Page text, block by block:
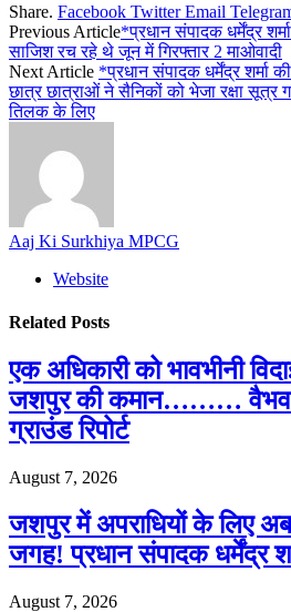
Share. Facebook Twitter Email
Previous Article*प्रधान संपादक धर्मेंद्र
साजिश रच रहे थे जून में गिरफ्तार 2 माओवादी
Next Article *प्रधान संपादक धर्मेंद्र शर्मा
छात्र छात्राओं ने सैनिकों को भेजा रक्षा सूत्र
तिलक के लिए
Aaj Ki Surkhiya MPCG
Website
Related Posts
एक अधिकारी को भावभीनी
जशपुर की कमान……… वैभव
ग्राउंड रिपोर्ट
August 7, 2026
जशपुर में अपराधियों के लिए
जगह! प्रधान संपादक धर्मेंद्र
August 7, 2026